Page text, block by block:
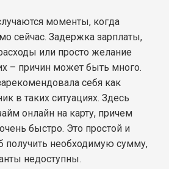
моменты, когда
сейчас. Задержка зарплаты,
или просто желание
– причин может быть много.
себя как
в таких ситуациях. Здесь
онлайн на карту, причем
быстро. Это простой и
получить необходимую сумму,
недоступны.